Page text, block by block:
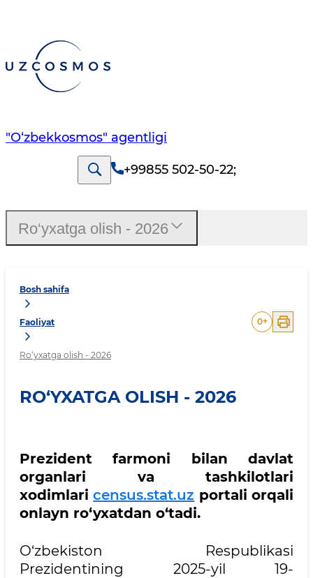
"O‘zbekkosmos" agentligi
+99855 502-50-22;
Bosh sahifa
Faoliyat
Ro‘yxatga olish - 2026
0+
RO‘YXATGA OLISH - 2026
Prezident farmoni bilan davlat
organlari va tashkilotlari
xodimlaricensus.stat.uz portali orqali
onlayn ro‘yxatdan o‘tadi.
O‘zbekiston Respublikasi
Prezidentining 2025-yil 19-
Ro‘yxatga olish - 2026